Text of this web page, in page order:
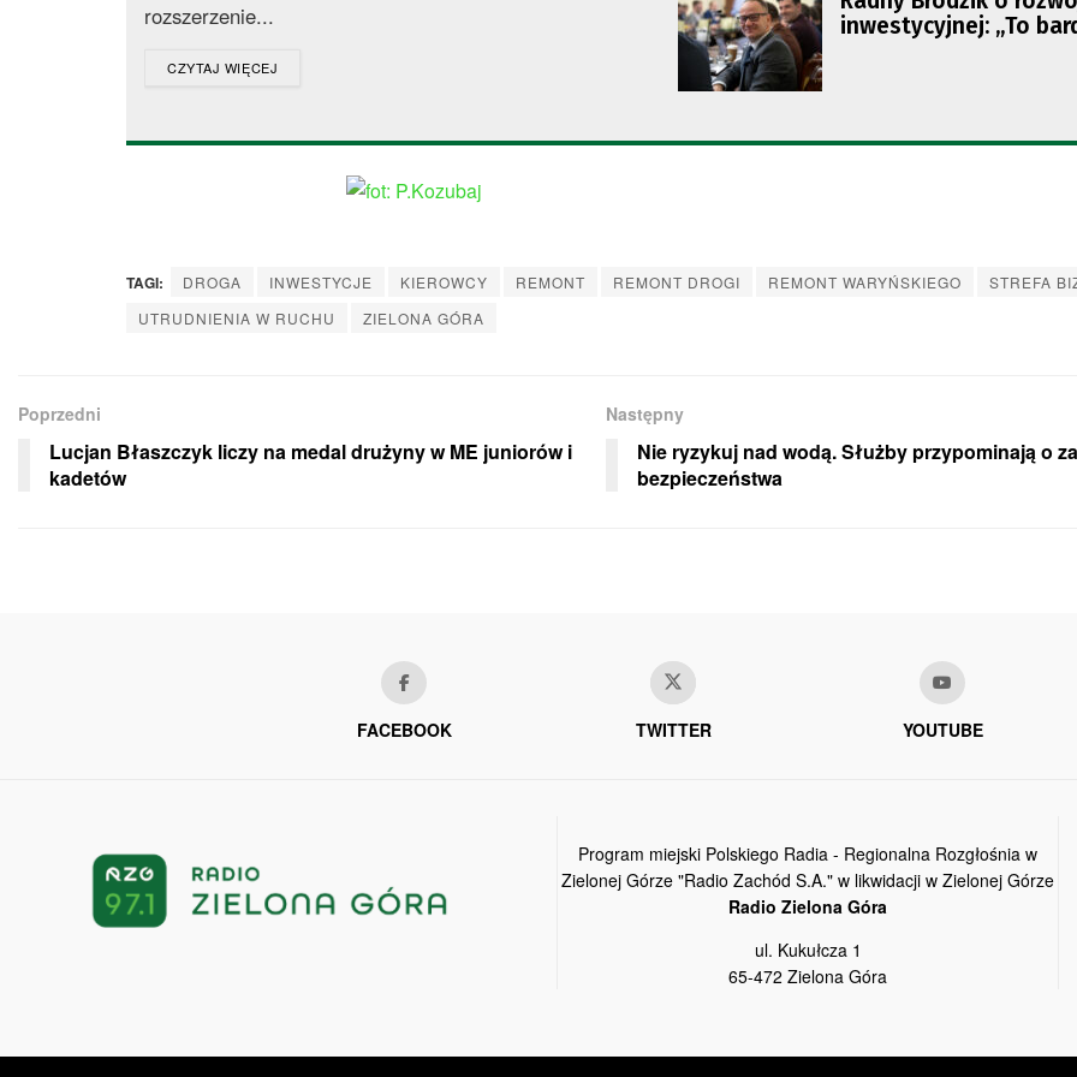
rozszerzenie...
CZYTAJ WIĘCEJ
inwestycyjnej: „To
TAGI: DROGA INWESTYCJE KIEROWCY REMONT REMONT DROGI REMONT WARYŃSKIEGO
STREFA
UTRUDNIENIA W RUCHU
ZIELONA GÓRA
Poprzedni
Lucjan Błaszczyk liczy na medal drużyny w ME juniorów i
kadetów
Następny
Nie ryzykuj nad wodą. Służby przypominają o
bezpieczeństwa
FACEBOOK TWITTER YOUTUBE
Program miejski Polskiego Radia - Regionalna Rozgłośnia w
Zielonej Górze "Radio Zachód S.A." w likwidacji w Zielonej Górze
Radio Zielona Góra
ul. Kukułcza 1
65-472 Zielona Góra